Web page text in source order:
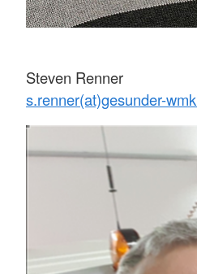
Steven Renner
s.renner(at)gesunder-